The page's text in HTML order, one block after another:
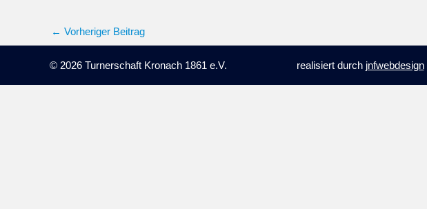
← Vorheriger Beitrag
© 2026 Turnerschaft Kronach 1861 e.V. realisiert durch jnfwebdesign